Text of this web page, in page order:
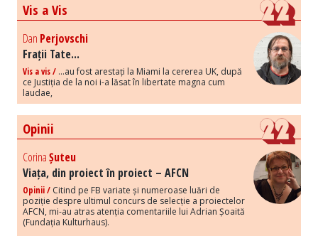
Vis a Vis
Dan Perjovschi
Frații Tate...
Vis a vis / ...au fost arestați la Miami la cererea UK, după
ce Justiția de la noi i-a lăsat în libertate magna cum
laudae,
Opinii
CorinaȘuteu
Viața, din proiect în proiect – AFCN
Opinii / Citind pe FB variate și numeroase luări de
poziție despre ultimul concurs de selecție a proiectelor
AFCN, mi-au atras atenția comentariile lui Adrian Șoaită
(Fundația Kulturhaus).